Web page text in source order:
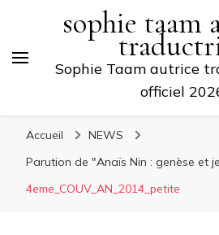
sophie taam
Sophie Taam autrice
officiel
Accueil
NEWS
Parution de "Anaïs Nin : genèse et
4eme_COUV_AN_2014_petite